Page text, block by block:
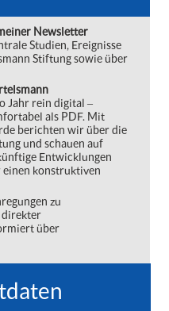
Newsletter
Studien, Ereignisse
Stiftung sowie über
Jahr rein digital ‒
als PDF. Mit
berichten wir über die
und schauen auf
Entwicklungen
konstruktiven
zu
direkter
über